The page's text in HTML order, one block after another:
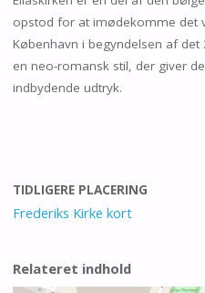
opstod for at imødekomme det
København i begyndelsen af
en neo-romansk stil, der giver
indbydende udtryk.
TIDLIGERE PLACERING
Frederiks Kirke kort
Relateret indhold